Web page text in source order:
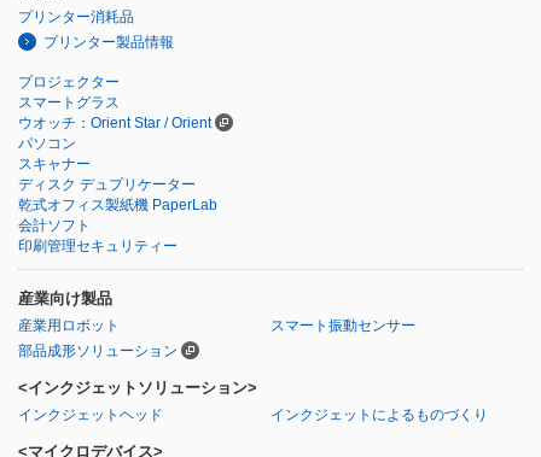
プリンター消耗品
プリンター製品情報
プロジェクター
スマートグラス
ウオッチ：Orient Star / Orient
パソコン
スキャナー
ディスク デュプリケーター
乾式オフィス製紙機 PaperLab
会計ソフト
印刷管理セキュリティー
産業向け製品
産業用ロボット
スマート振動センサー
部品成形ソリューション
<インクジェットソリューション>
インクジェットヘッド インクジェットによるものづくり
<マイクロデバイス>